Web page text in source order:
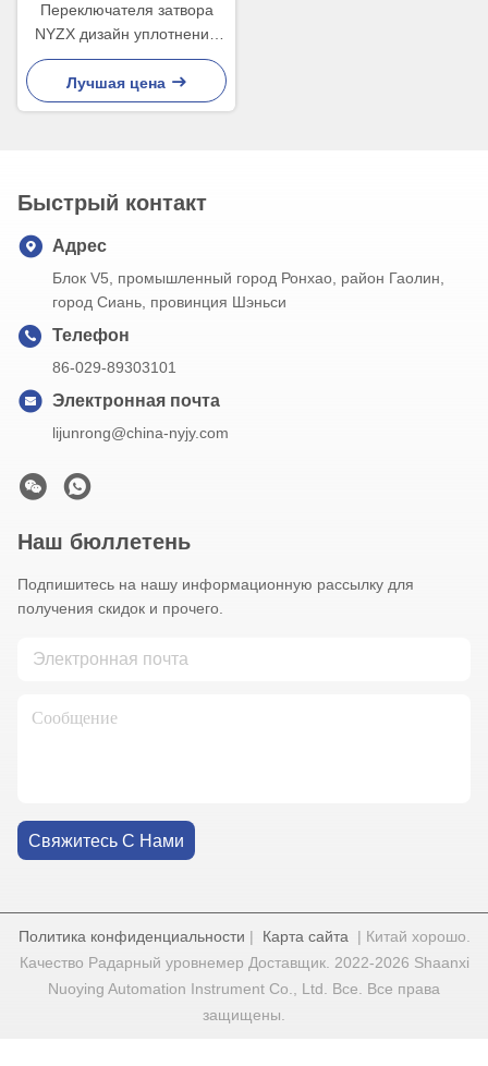
Переключателя затвора
NYZX дизайн уплотнения
масла роторного ровного
алюминиевый
Лучшая цена
Быстрый контакт
Адрес
Блок V5, промышленный город Ронхао, район Гаолин,
город Сиань, провинция Шэньси
Телефон
86-029-89303101
Электронная почта
lijunrong@china-nyjy.com
Наш бюллетень
Подпишитесь на нашу информационную рассылку для
получения скидок и прочего.
Свяжитесь С Нами
Политика конфиденциальности | Карта сайта| Китай хорошо.
Качество Радарный уровнемер Доставщик. 2022-2026 Shaanxi
Nuoying Automation Instrument Co., Ltd. Все. Все права
защищены.